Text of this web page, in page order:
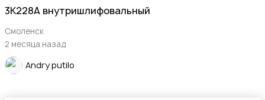
3К228А внутришлифовальный
Смоленск
2 месяца назад
Andry putilo